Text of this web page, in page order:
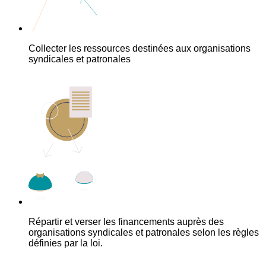
Collecter les ressources destinées aux organisations
syndicales et patronales
Répartir et verser les financements auprès des
organisations syndicales et patronales selon les règles
définies par la loi.